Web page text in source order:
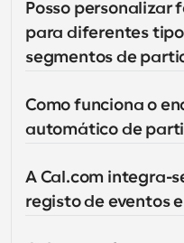
Posso personalizar
para diferentes
segmentos de
Como funciona o
automático de
A Cal.com integra-
registo de eventos e